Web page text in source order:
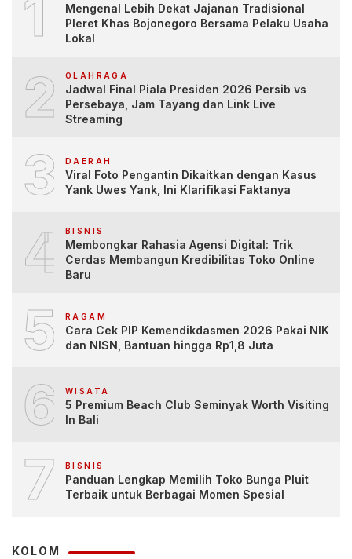
1
Mengenal Lebih Dekat Jajanan Tradisional
Pleret Khas Bojonegoro Bersama Pelaku Usaha
Lokal
2 OLAHRAGA
Jadwal Final Piala Presiden 2026 Persib vs
Persebaya, Jam Tayang dan Link Live
Streaming
3 DAERAH
Viral Foto Pengantin Dikaitkan dengan Kasus
Yank Uwes Yank, Ini Klarifikasi Faktanya
4 BISNIS
Membongkar Rahasia Agensi Digital: Trik
Cerdas Membangun Kredibilitas Toko Online
Baru
5 RAGAM
Cara Cek PIP Kemendikdasmen 2026 Pakai NIK
dan NISN, Bantuan hingga Rp1,8 Juta
6 WISATA
5 Premium Beach Club Seminyak Worth Visiting
In Bali
7 BISNIS
Panduan Lengkap Memilih Toko Bunga Pluit
Terbaik untuk Berbagai Momen Spesial
KOLOM